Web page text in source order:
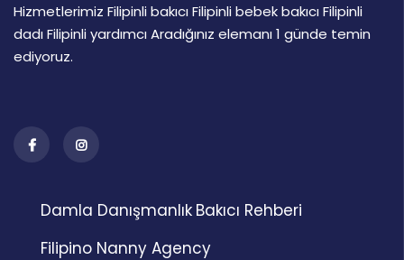
Hizmetlerimiz Filipinli bakıcı Filipinli bebek bakıcı Filipinli
dadı Filipinli yardımcı Aradığınız elemanı 1 günde temin
ediyoruz.
Damla Danışmanlık Bakıcı Rehberi
Filipino Nanny Agency